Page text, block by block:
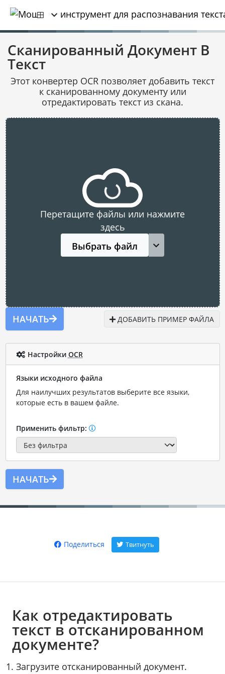
Сканированный Документ В
Текст
Этот конвертер OCR позволяет добавить текст
к сканированному документу или
отредактировать текст из скана.
Перетащите файлы или нажмите
здесь
Выбрать файл
НАЧАТЬ ДОБАВИТЬ ПРИМЕР ФАЙЛА
Настройки OCR
Языки исходного файла
Для наилучших результатов выберите все языки,
которые есть в вашем файле.
Применить фильтр:
НАЧАТЬ
Поделиться Твитнуть
Как отредактировать
текст в отсканированном
документе?
Загрузите отсканированный документ.